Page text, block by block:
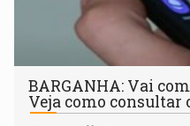
BARGANHA: Vai
Veja como consultar